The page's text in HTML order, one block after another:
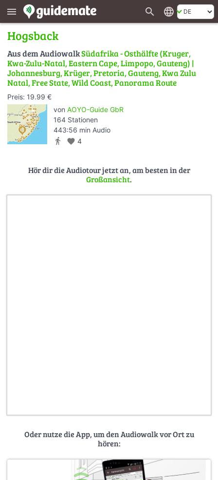
menu search language
Hogsback
Aus dem AudiowalkSüdafrika - Osthälfte (Kruger,
Kwa-Zulu-Natal, Eastern Cape, Limpopo, Gauteng) |
Johannesburg, Krüger, Pretoria, Gauteng, Kwa Zulu
Natal, Free State, Wild Coast, Panorama Route
Preis: 19.99 €
von AOYO-Guide GbR
164 Stationen
443:56 min Audio
directions_walk favorite 4
Hör dir die Audiotour jetzt an, am besten in der
Großansicht.
Oder nutze die App, um den Audiowalk vor Ort zu
hören: